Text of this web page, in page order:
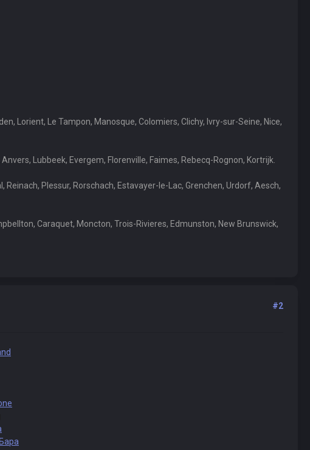
Lorient, Le Tampon, Manosque, Colomiers, Clichy, Ivry-sur-Seine, Nice,
Lubbeek, Evergem, Florenville, Faimes, Rebecq-Rognon, Kortrijk.
Plessur, Rorschach, Estavayer-le-Lac, Grenchen, Urdorf, Aesch,
Caraquet, Moncton, Trois-Rivieres, Edmunston, New Brunswick,
#2
Бара